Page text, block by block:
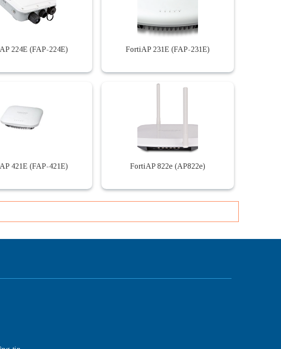
224E (FAP-224E) FortiAP 231E (FAP-231E)
421E (FAP-421E) FortiAP 822e (AP822e)